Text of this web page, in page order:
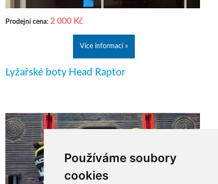
Používáme soubory
cookies
Prodejní cena: 2 000 Kč
Více informací »
Lyžařské boty Head Raptor